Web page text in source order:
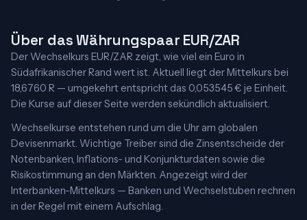
Über das Währungspaar EUR/ZAR
Der Wechselkurs EUR/ZAR zeigt, wie viel ein Euro in
Südafrikanischer Rand wert ist. Aktuell liegt der Mittelkurs bei
18,6760 R — umgekehrt entspricht das 0,053545 € je Einheit.
Die Kurse auf dieser Seite werden sekündlich aktualisiert.
Wechselkurse entstehen rund um die Uhr am globalen
Devisenmarkt. Wichtige Treiber sind die Zinsentscheide der
Notenbanken, Inflations- und Konjunkturdaten sowie die
Risikostimmung an den Märkten. Angezeigt wird der
Interbanken-Mittelkurs — Banken und Wechselstuben rechnen
in der Regel mit einem Aufschlag.